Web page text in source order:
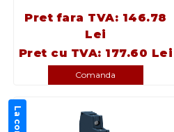
Pret fara TVA: 146.78
Lei
Pret cu TVA: 177.60 Lei
Comanda